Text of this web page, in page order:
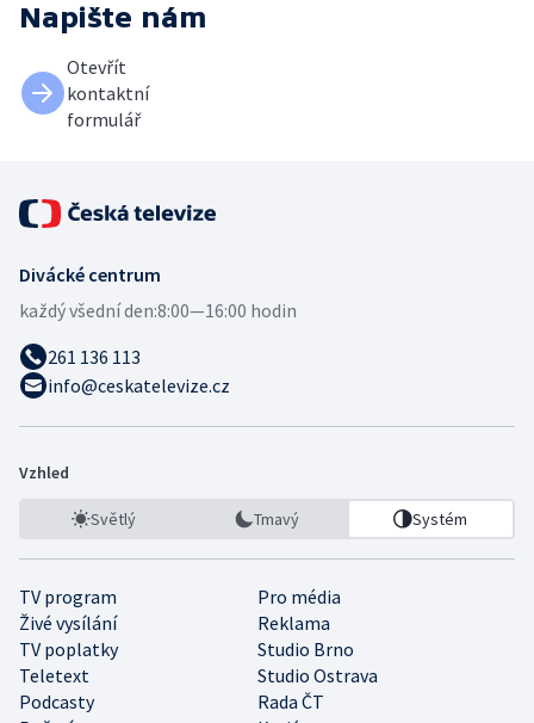
Napište nám
Otevřít
kontaktní
formulář
Divácké centrum
každý všední den:8:00—16:00 hodin
261 136 113
info@ceskatelevize.cz
Vzhled
Světlý Tmavý Systém
TV program
Pro média
Živé vysílání
Reklama
TV poplatky
Studio Brno
Teletext
Studio Ostrava
Podcasty
Rada ČT